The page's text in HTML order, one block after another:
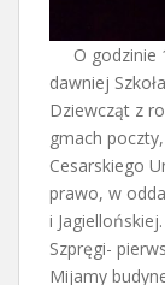
O godzinie
dawniej
Dziewcząt z
gmach
Cesarskiego
prawo, w
i
Szpręgi-
Mijamy